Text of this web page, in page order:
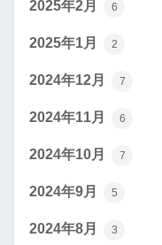
2025年2月 6
2025年1月 2
2024年12月 7
2024年11月 6
2024年10月 7
2024年9月 5
2024年8月 3